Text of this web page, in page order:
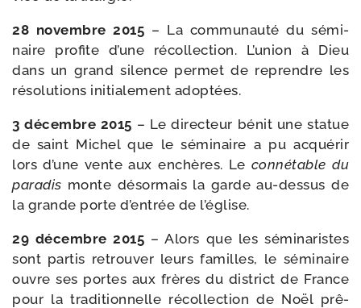
28 novembre 2015 – La com­mu­nau­té du sémi­
naire pro­fite d’une récol­lec­tion. L’union à Dieu
dans un grand silence per­met de reprendre les
réso­lu­tions ini­tia­le­ment adoptées.
3 décembre 2015 – Le direc­teur bénit une sta­tue
de saint Michel que le sémi­naire a pu acqué­rir
lors d’une vente aux enchères. Le conné­table du
para­dis monte désor­mais la garde au-​dessus de
la grande porte d’en­trée de l’église.
29 décembre 2015 – Alors que les sémi­na­ristes
sont par­tis retrou­ver leurs familles, le sémi­naire
ouvre ses portes aux frères du dis­trict de France
pour la tra­di­tion­nelle récol­lec­tion de Noël prê­